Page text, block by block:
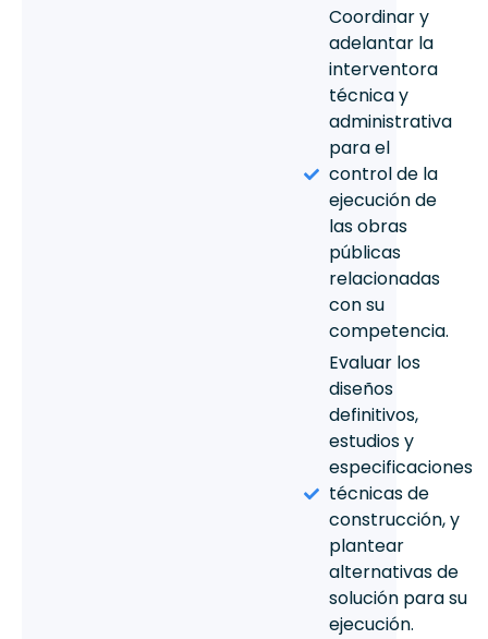
Coordinar y
adelantar la
interventora
técnica y
administrativa
para el
control de la
ejecución de
las obras
públicas
relacionadas
con su
competencia.
Evaluar los
diseños
definitivos,
estudios y
especificaciones
técnicas de
construcción, y
plantear
alternativas de
solución para su
ejecución.